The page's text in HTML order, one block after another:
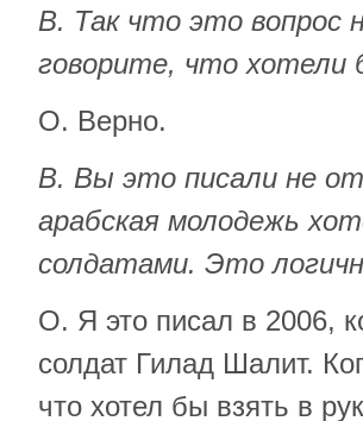
В. Так что это вопрос
говорите, что хотели
О. Верно.
В. Вы это писали не
арабская молодежь
солдатами. Это
О. Я это писал в 2006,
солдат Гилад Шалит.
что хотел бы взять в